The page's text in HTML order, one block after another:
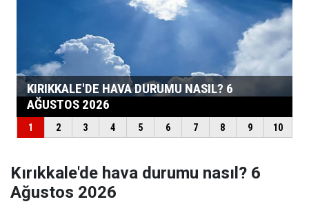
Kırıkkale'de hava durumu nasıl? 6
Ağustos 2026